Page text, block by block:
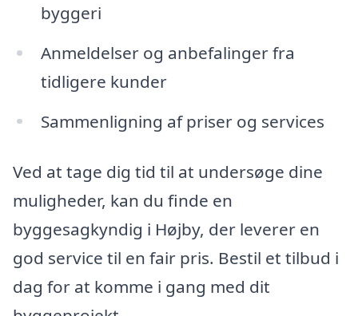
byggeri
Anmeldelser og anbefalinger fra
tidligere kunder
Sammenligning af priser og services
Ved at tage dig tid til at undersøge dine
muligheder, kan du finde en
byggesagkyndig i Højby, der leverer en
god service til en fair pris. Bestil et tilbud i
dag for at komme i gang med dit